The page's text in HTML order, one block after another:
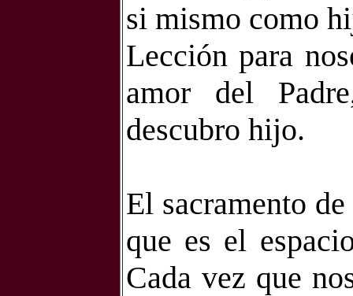
si mismo como
Lección para
amor del
descubro hijo.
El sacramento
que es el
Cada vez que